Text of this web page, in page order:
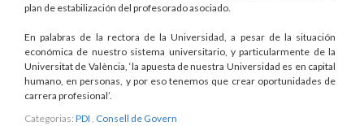
plan de estabilización del profesorado asociado.
En palabras de la rectora de la Universidad, a pesar de la situación
económica de nuestro sistema universitario, y particularmente de la
Universitat de València, ‘la apuesta de nuestra Universidad es en capital
humano, en personas, y por eso tenemos que crear oportunidades de
carrera profesional’.
Categorias: PDI Consell de Govern